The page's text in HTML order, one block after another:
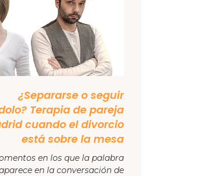
¿Separarse o seguir
Terapia de pareja
cuando el divorcio
está sobre la mesa
en los que la palabra
en la conversación de